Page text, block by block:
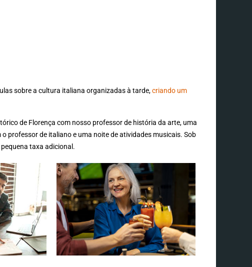
sobre a cultura italiana organizadas à tarde,criando um
de Florença com nosso professor de história da arte, uma
professor de italiano e uma noite de atividades musicais. Sob
taxa adicional.